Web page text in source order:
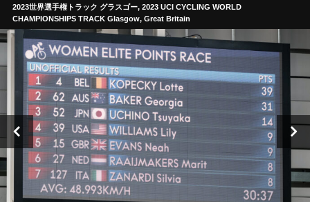
2023世界選手権トラック グラスゴー, 2023 UCI CYCLING WORLD
CHAMPIONSHIPS TRACK Glasgow, Great Britain